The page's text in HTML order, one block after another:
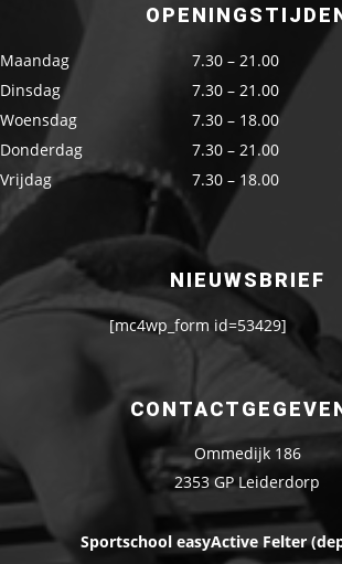
Maandag
7.30 – 21.00
Dinsdag
7.30 – 21.00
Woensdag
7.30 – 18.00
Donderdag
7.30 – 21.00
Vrijdag
7.30 – 18.00
NIEUWSBRIEF
[mc4wp_form id=53429]
Ommedijk 186
2353 GP Leiderdorp
Sportschool easyActive Felter